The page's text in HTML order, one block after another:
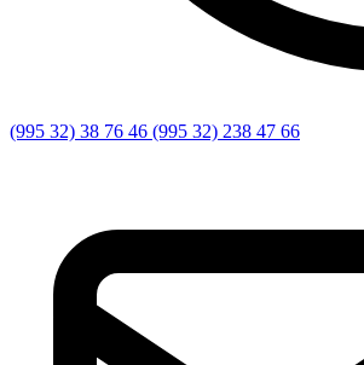
(995 32) 38 76 46 (995 32) 238 47 66